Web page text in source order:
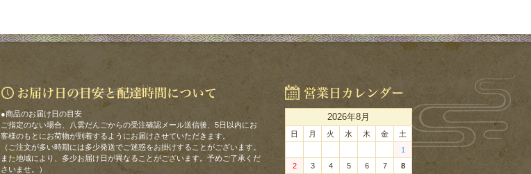
●商品のお届け日の目安
ご指定のない場合、八雲だんごからの受注確認メール送信後、5日以内にお
客様のもとにお荷物が到着するようにお届けさせていただきます。
（ご注文が多い時期には多少発送でご迷惑をお掛けすることがございます。
また地域により、多少お届け日が異なることがございます。予めご了承くだ
さいませ。）
2026年8月
日 月 火 水 木 金
土
1
2
3 4 5 6 7
8